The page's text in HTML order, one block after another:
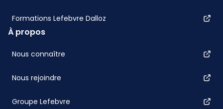
Formations Lefebvre Dalloz
À propos
Nous connaître
Nous rejoindre
Groupe Lefebvre